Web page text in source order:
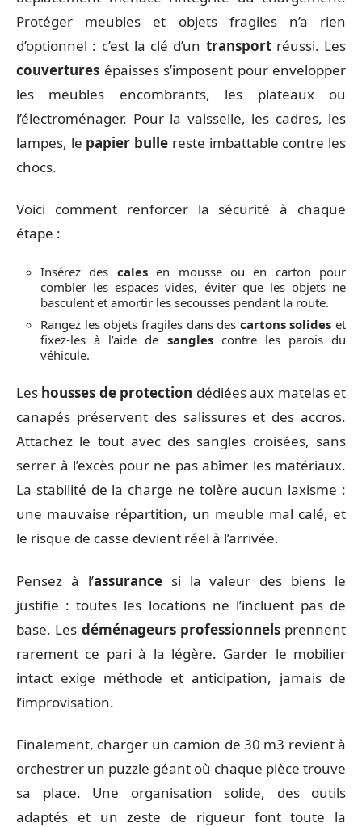
Protéger meubles et objets fragiles n’a rien
d’optionnel : c’est la clé d’un transportréussi. Les
couvertures épaisses s’imposent pour envelopper
les meubles encombrants, les plateaux ou
l’électroménager. Pour la vaisselle, les cadres, les
lampes, le papier bulle reste imbattable contre les
chocs.
Voici comment renforcer la sécurité à chaque
étape :
Insérez des calesen mousse ou en carton pour
combler les espaces vides, éviter que les objets ne
basculent et amortir les secousses pendant la route.
Rangez les objets fragiles dans des cartons solides et
fixez-les à l’aide de sanglescontre les parois du
véhicule.
Les housses de protection dédiées aux matelas et
canapés préservent des salissures et des accros.
Attachez le tout avec des sangles croisées, sans
serrer à l’excès pour ne pas abîmer les matériaux.
La stabilité de la charge ne tolère aucun laxisme :
une mauvaise répartition, un meuble mal calé, et
le risque de casse devient réel à l’arrivée.
Pensez à l’assurancesi la valeur des biens le
justifie : toutes les locations ne l’incluent pas de
base. Les déménageurs professionnelsprennent
rarement ce pari à la légère. Garder le mobilier
intact exige méthode et anticipation, jamais de
l’improvisation.
Finalement, charger un camion de 30 m3 revient à
orchestrer un puzzle géant où chaque pièce trouve
sa place. Une organisation solide, des outils
adaptés et un zeste de rigueur font toute la